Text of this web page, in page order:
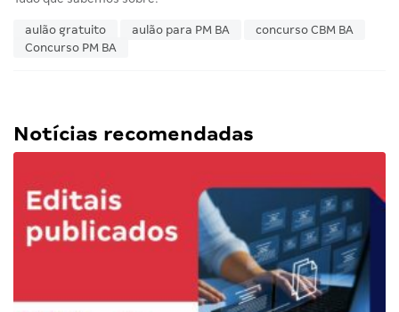
aulão gratuito aulão para PM BA
concurso CBM BA
Concurso PM BA
Notícias recomendadas